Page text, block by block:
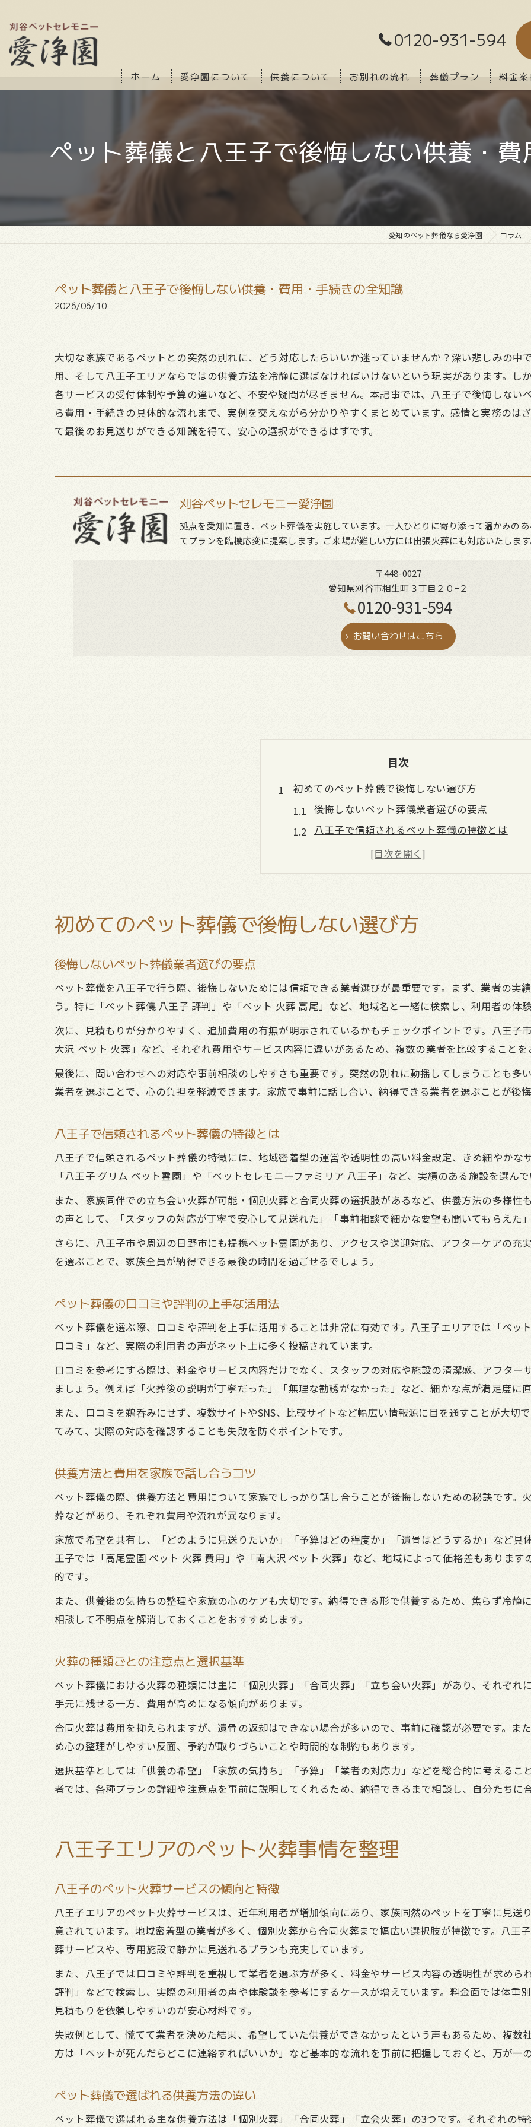
0120-931-594
ホーム 愛浄園について 供養について お別れの流れ 葬儀プラン 料金
ペット葬儀と八王子で後悔しない供養・
愛知のペット葬儀なら愛浄園 コラム
ペット葬儀と八王子で後悔しない供養・費用・手続きの全知識
2026/06/10
大切な家族であるペットとの突然の別れに、どう対応したらいいか迷っていませんか？深い悲しみの中
用、そして八王子エリアならではの供養方法を冷静に選ばなければいけないという現実があります。し
各サービスの受付体制や予算の違いなど、不安や疑問が尽きません。本記事では、八王子で後悔しない
ら費用・手続きの具体的な流れまで、実例を交えながら分かりやすくまとめています。感情と実務のは
て最後のお見送りができる知識を得て、安心の選択ができるはずです。
刈谷ペットセレモニー愛浄園
拠点を愛知に置き、ペット葬儀を実施しています。一人ひとりに寄り添って温かみの
てプランを臨機応変に提案します。ご来場が難しい方には出張火葬にも対応いたしま
〒448-0027
愛知県刈谷市相生町３丁目２０−２
0120-931-594
お問い合わせはこちら
目次
初めてのペット葬儀で後悔しない選び方
後悔しないペット葬儀業者選びの要点
八王子で信頼されるペット葬儀の特徴とは
ペット葬儀の口コミや評判の上手な活用法
供養方法と費用を家族で話し合うコツ
八王子エリアのペット火葬事情を整理
八王子のペット火葬サービスの傾向と特徴
八王子で評判の良いペット葬儀の選び方
費用や手続きが気になる方へ実例紹介
ペット葬儀費用の内訳と相場を徹底解説
火葬プラン別の費用比較と選び方ガイド
費用を抑えるためのペット葬儀活用法
家族で安心できるペット葬儀の進め方
家族で話し合うべきペット葬儀のポイント
安心できるペット葬儀サービス選びのコツ
ペット葬儀の流れと心の準備をサポート
子どもや高齢者にも伝えやすい説明方法
家族全員が納得する供養方法の選び方
火葬までに行うべき準備と注意点
最適な火葬の時期とタイミングの考え方
安置期間中のトラブル回避ポイント
動物病院への連絡や手続きの流れ
八王子で納得の供養を叶える実践知識
八王子で選ばれるペット葬儀の供養方法
八王子エリアで利用できる供養施設紹介
初めてのペット葬儀で後悔しない選び方
後悔しないペット葬儀業者選びの要点
ペット葬儀を八王子で行う際、後悔しないためには信頼できる業者選びが最重要です。まず、業者の実
う。特に「ペット葬儀 八王子 評判」や「ペット 火葬 高尾」など、地域名と一緒に検索し、利用者の体
次に、見積もりが分かりやすく、追加費用の有無が明示されているかもチェックポイントです。八王子
大沢 ペット 火葬」など、それぞれ費用やサービス内容に違いがあるため、複数の業者を比較すること
最後に、問い合わせへの対応や事前相談のしやすさも重要です。突然の別れに動揺してしまうことも多
業者を選ぶことで、心の負担を軽減できます。家族で事前に話し合い、納得できる業者を選ぶことが後
八王子で信頼されるペット葬儀の特徴とは
八王子で信頼されるペット葬儀の特徴には、地域密着型の運営や透明性の高い料金設定、きめ細やかな
「八王子 グリム ペット霊園」や「ペットセレモニーファミリア 八王子」など、実績のある施設を選ん
また、家族同伴での立ち会い火葬が可能・個別火葬と合同火葬の選択肢があるなど、供養方法の多様性
の声として、「スタッフの対応が丁寧で安心して見送れた」「事前相談で細かな要望も聞いてもらえた
さらに、八王子市や周辺の日野市にも提携ペット霊園があり、アクセスや送迎対応、アフターケアの充
を選ぶことで、家族全員が納得できる最後の時間を過ごせるでしょう。
ペット葬儀の口コミや評判の上手な活用法
ペット葬儀を選ぶ際、口コミや評判を上手に活用することは非常に有効です。八王子エリアでは「ペッ
口コミ」など、実際の利用者の声がネット上に多く投稿されています。
口コミを参考にする際は、料金やサービス内容だけでなく、スタッフの対応や施設の清潔感、アフター
ましょう。例えば「火葬後の説明が丁寧だった」「無理な勧誘がなかった」など、細かな点が満足度に
また、口コミを鵜呑みにせず、複数サイトやSNS、比較サイトなど幅広い情報源に目を通すことが大切
てみて、実際の対応を確認することも失敗を防ぐポイントです。
供養方法と費用を家族で話し合うコツ
ペット葬儀の際、供養方法と費用について家族でしっかり話し合うことが後悔しないための秘訣です。
葬などがあり、それぞれ費用や流れが異なります。
家族で希望を共有し、「どのように見送りたいか」「予算はどの程度か」「遺骨はどうするか」など具
王子では「高尾霊園 ペット 火葬 費用」や「南大沢 ペット 火葬」など、地域によって価格差もありま
的です。
また、供養後の気持ちの整理や家族の心のケアも大切です。納得できる形で供養するため、焦らず冷静
相談して不明点を解消しておくことをおすすめします。
火葬の種類ごとの注意点と選択基準
ペット葬儀における火葬の種類には主に「個別火葬」「合同火葬」「立ち会い火葬」があり、それぞれ
手元に残せる一方、費用が高めになる傾向があります。
合同火葬は費用を抑えられますが、遺骨の返却はできない場合が多いので、事前に確認が必要です。ま
め心の整理がしやすい反面、予約が取りづらいことや時間的な制約もあります。
選択基準としては「供養の希望」「家族の気持ち」「予算」「業者の対応力」などを総合的に考えるこ
者では、各種プランの詳細や注意点を事前に説明してくれるため、納得できるまで相談し、自分たちに
八王子エリアのペット火葬事情を整理
八王子のペット火葬サービスの傾向と特徴
八王子エリアのペット火葬サービスは、近年利用者が増加傾向にあり、家族同然のペットを丁寧に見送
意されています。地域密着型の業者が多く、個別火葬から合同火葬まで幅広い選択肢が特徴です。八王
葬サービスや、専用施設で静かに見送れるプランも充実しています。
また、八王子では口コミや評判を重視して業者を選ぶ方が多く、料金やサービス内容の透明性が求めら
評判」などで検索し、実際の利用者の声や体験談を参考にするケースが増えています。料金面では体重
見積もりを依頼しやすいのが安心材料です。
失敗例として、慌てて業者を決めた結果、希望していた供養ができなかったという声もあるため、複数
方は「ペットが死んだらどこに連絡すればいいか」など基本的な流れを事前に把握しておくと、万が一
ペット葬儀で選ばれる供養方法の違い
ペット葬儀で選ばれる主な供養方法は「個別火葬」「合同火葬」「立会火葬」の3つです。それぞれの